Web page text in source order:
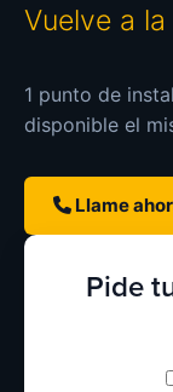
Vuelve a
1 punto de
disponible el
Llame
Pide